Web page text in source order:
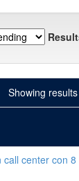
Showing
center con